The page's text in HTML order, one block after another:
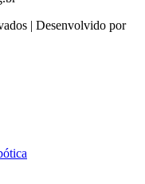
| Desenvolvido por